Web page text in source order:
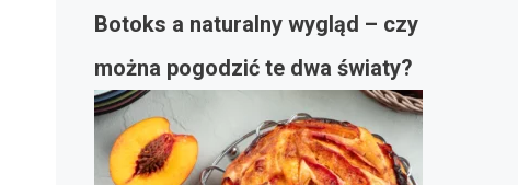
Botoks a naturalny wygląd – czy
można pogodzić te dwa światy?